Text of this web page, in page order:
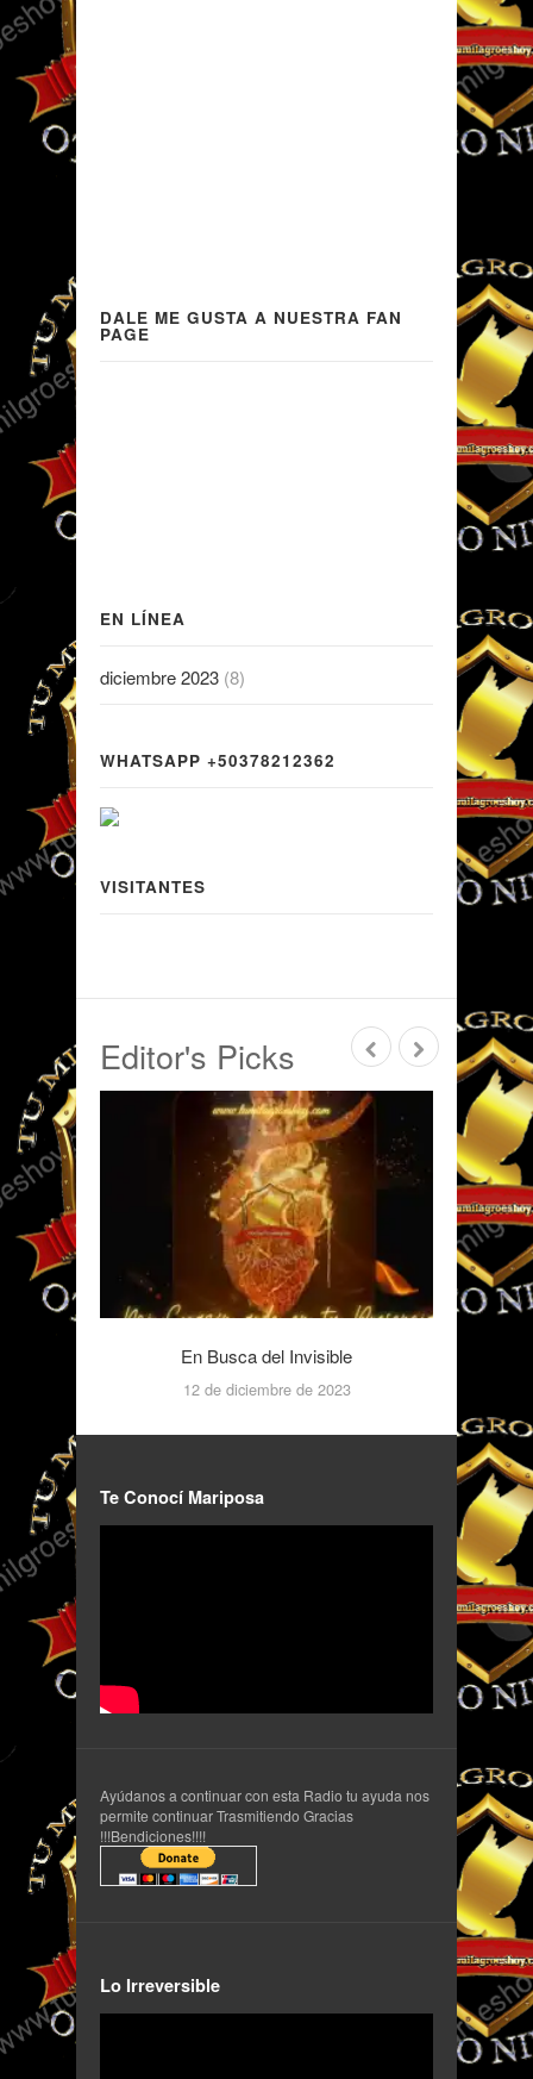
DALE ME GUSTA A NUESTRA FAN
PAGE
EN LÍNEA
diciembre 2023 (8)
WHATSAPP +50378212362
VISITANTES
Editor's Picks
En Busca del Invisible
12 de diciembre de 2023
Te Conocí Mariposa
Ayúdanos a continuar con esta Radio tu ayuda nos
permite continuar Trasmitiendo Gracias
!!!Bendiciones!!!!
Lo Irreversible